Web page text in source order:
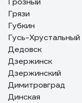
Грязи
Губкин
Гусь-Хрустальный
Дедовск
Дзержинск
Дзержинский
Димитровград
Динская